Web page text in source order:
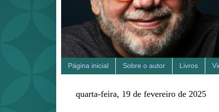
Página inicial Sobre o autor Livros
quarta-feira, 19 de fevereiro de 2025